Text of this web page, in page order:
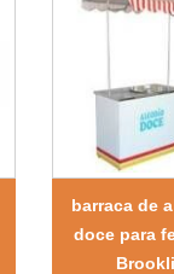
barraca de
doce para